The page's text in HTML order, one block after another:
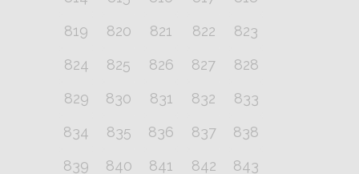
819
820 821 822
823
824
825 826 827
828
829
830 831 832
833
834
835 836 837
838
839
840 841 842 843